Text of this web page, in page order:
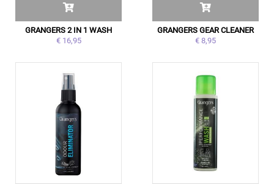
GRANGERS 2 IN 1 WASH
€ 16,95
GRANGERS GEAR CLEANER
€ 8,95